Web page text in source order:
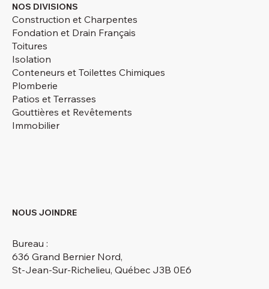
NOS DIVISIONS
Construction et Charpentes
Fondation et Drain Français
Toitures
Isolation
Conteneurs et Toilettes Chimiques
Plomberie
Patios et Terrasses
Gouttières et Revêtements
Immobilier
NOUS JOINDRE
Bureau :
636 Grand Bernier Nord,
St-Jean-Sur-Richelieu, Québec J3B 0E6